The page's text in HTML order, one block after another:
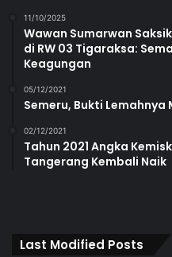
11/10/2025
Wawan Sumarwan
di RW 03 Tigaraksa:
Keagungan
05/12/2021
Semeru, Bukti Lemahnya
02/12/2021
Tahun 2021 Angka
Tangerang Kembali Naik
Last Modified Posts